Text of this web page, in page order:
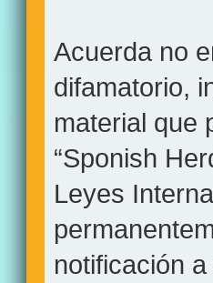
Acuerda no
difamatorio,
material que
“Sponish
Leyes
notificación